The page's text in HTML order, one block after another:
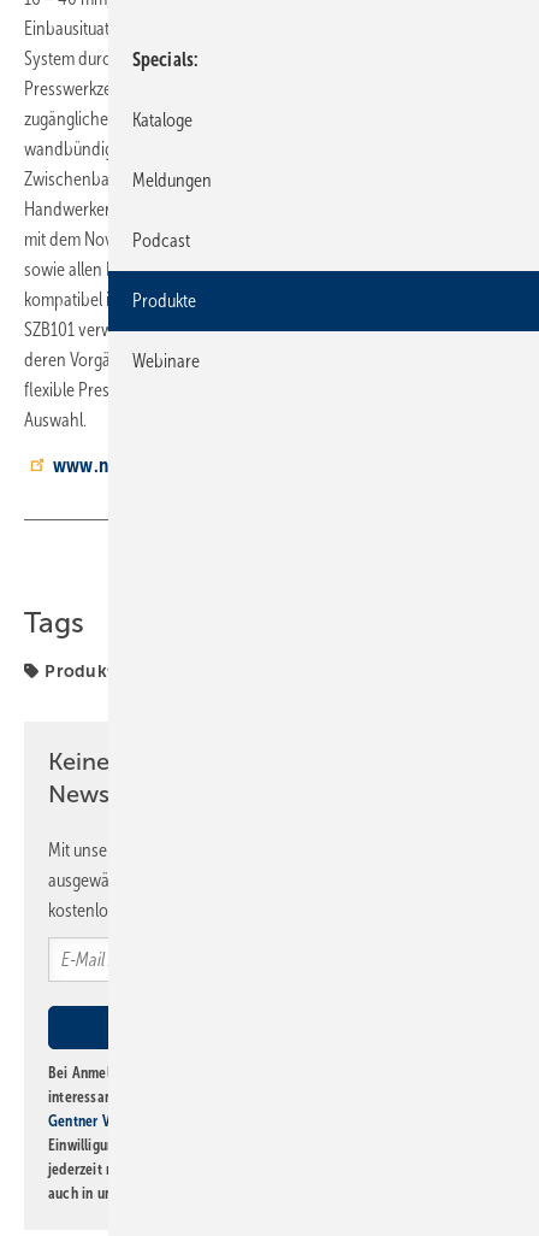
Einbausituationen überzeugt das stufenlos bis zu 180° schwenkbare
System durch seine sichere Handhabung. Dank des flexiblen
Presswerkzeugs können Rohr und Fitting auch in schwer
zugänglichen Bereichen, wie beispielsweise in Schächten oder bei
wandbündigen Verpressungen, präzise erreicht werden. Aus einer
Zwischenbacke und dem schwenkbaren Pressring erhält der
Handwerker im Handumdrehen eine schwenkbare Konstruktion, die
mit dem Novopress Radial-Pressgerät ­ACO103, der ­Novopress32
sowie allen Radial-Pressgeräten der Serie 203 und deren Vorgängern
kompatibel ist. Für das Pressgerät ­ACO-103 wird die Zwischenbacke
SZB101 verwendet, während für alle Pressgeräte der 203er Serie und
deren Vorgänger die Zwischenbacke ­SZB201 zum Einsatz kommt. Das
flexible Presswerkzeug steht in den Profilen M, V, TH und U zur
Auswahl.
www.nov
Tags
Produkte
Keine Zeit? Kein Problem mit dem SBZ
Newsletter!
Mit unserem Newsletter erhalten Sie regelmäßig von uns
ausgewählte Informationen und Neuigkeiten, gebündelt und
kostenlos direkt ins Postfach.
Bei Anmeldung zu diesem Newsletter bin ich damit einverstanden, über
interessante Verlags- und Online-Angebote
Gentner Verlag GmbH & Co. KG
Einwilligung kann ich jederzeit widerrufen und eine Abmeldung ist
jederzeit möglich. Informationen zum Umgang mit Daten finden Sie
auch in unserer
Specials
Kataloge
Meldungen
Podcast
Produkte
Webinare